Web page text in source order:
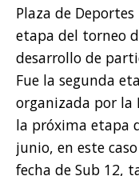
Plaza de
etapa del torneo
desarrollo de
Fue la segunda
organizada por la
la próxima etapa
junio, en este
fecha de Sub 12,